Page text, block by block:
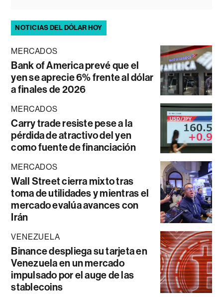
NOTICIAS DEL DÓLAR HOY
MERCADOS
Bank of America prevé que el
yen se aprecie 6% frente al dólar
a finales de 2026
MERCADOS
Carry trade resiste pese a la
pérdida de atractivo del yen
como fuente de financiación
MERCADOS
Wall Street cierra mixto tras
toma de utilidades y mientras el
mercado evalúa avances con
Irán
VENEZUELA
Binance despliega su tarjeta en
Venezuela en un mercado
impulsado por el auge de las
stablecoins